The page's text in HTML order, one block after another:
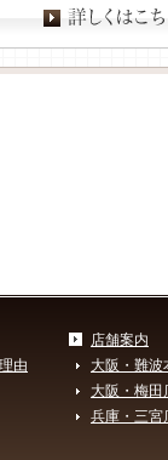
由
店舗案内
大阪・難波
大阪・梅田
兵庫・三宮